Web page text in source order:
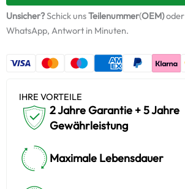
Unsicher?Schick unsTeilenummer(OEM)oder
WhatsApp, Antwort in Minuten.
IHRE VORTEILE
2 Jahre Garantie + 5 Jahre
Gewährleistung
Maximale Lebensdauer